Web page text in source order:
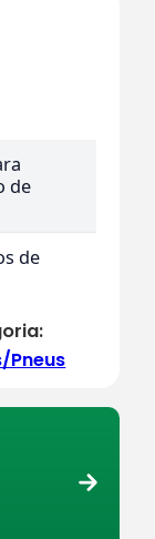
de
de
Pneus